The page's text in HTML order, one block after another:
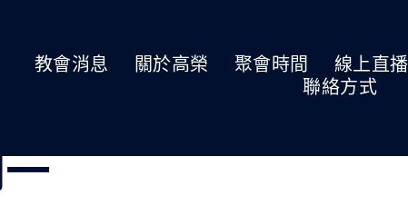
教會消息 關於高榮 聚會時間 線上直播
聯絡方式